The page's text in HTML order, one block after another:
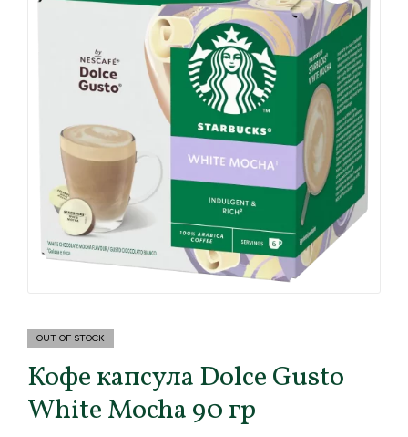
OUT OF STOCK
Кофе капсула Dolce Gusto
White Mocha 90 гр